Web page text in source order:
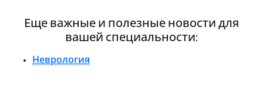
Еще важные и полезные новости для
вашей специальности:
Неврология